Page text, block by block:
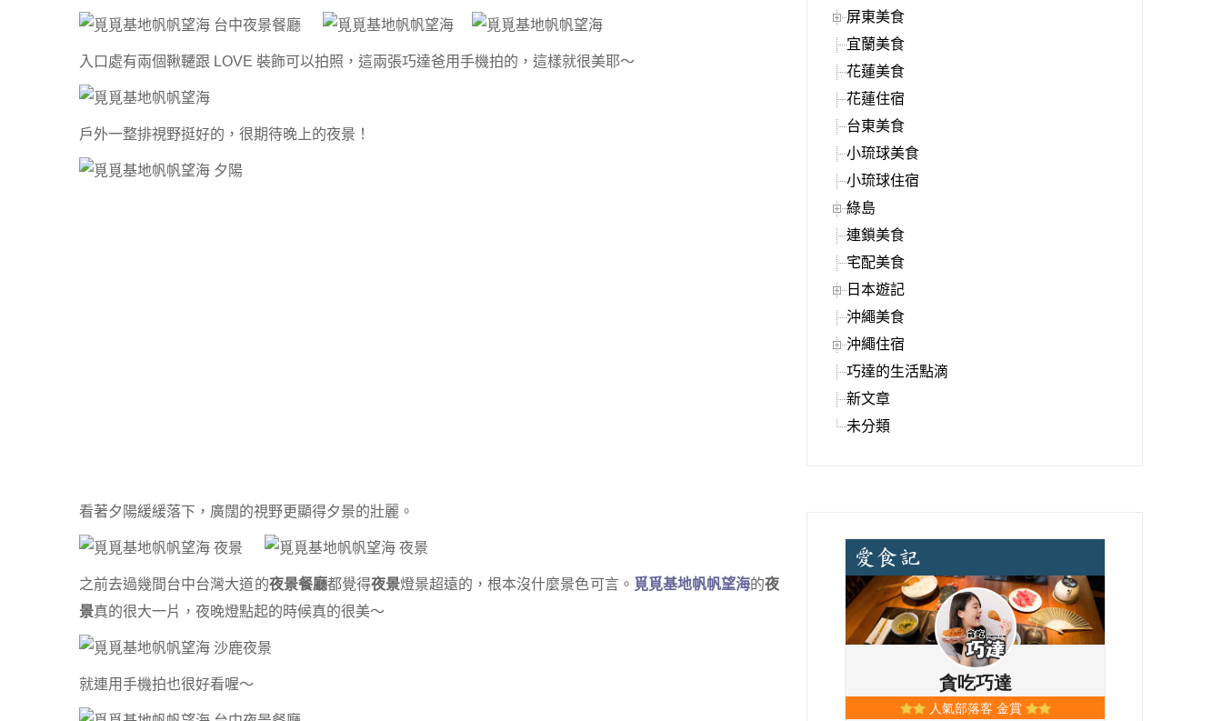
入口處有兩個鞦韆跟 LOVE 裝飾可以拍照，這兩張巧達爸用手機拍的，這樣就很美耶～
戶外一整排視野挺好的，很期待晚上的夜景！
看著夕陽緩緩落下，廣闊的視野更顯得夕景的壯麗。
之前去過幾間台中台灣大道的夜景餐廳都覺得夜景燈景超遠的，根本沒什麼景色可言。 覓覓基地帆帆望海的夜
景真的很大一片，夜晚燈點起的時候真的很美～
就連用手機拍也很好看喔～
屏東美食
宜蘭美食
花蓮美食
花蓮住宿
台東美食
小琉球美食
小琉球住宿
綠島
連鎖美食
宅配美食
日本遊記
沖繩美食
沖繩住宿
巧達的生活點滴
新文章
未分類